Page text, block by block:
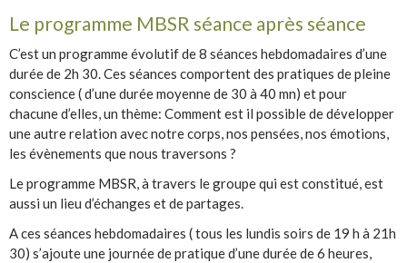
Le programme MBSR séance après séance
C’est un programme évolutif de 8 séances hebdomadaires d’une
durée de 2h 30. Ces séances comportent des pratiques de pleine
conscience ( d’une durée moyenne de 30 à 40 mn) et pour
chacune d’elles, un thème: Comment est il possible de développer
une autre relation avec notre corps, nos pensées, nos émotions,
les évènements que nous traversons ?
Le programme MBSR, à travers le groupe qui est constitué, est
aussi un lieu d’échanges et de partages.
A ces séances hebdomadaires ( tous les lundis soirs de 19 h à 21h
30) s’ajoute une journée de pratique d’une durée de 6 heures,